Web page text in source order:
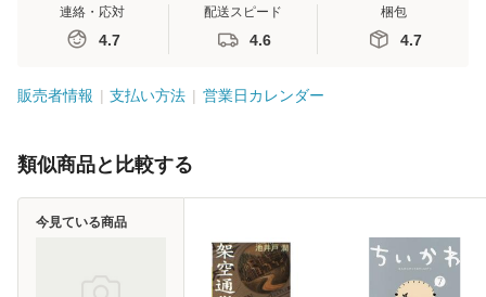
連絡・応対
4.7
配送スピード
4.6
梱包
4.7
販売者情報 支払い方法 営業日カレンダー
類似商品と比較する
今見ている商品